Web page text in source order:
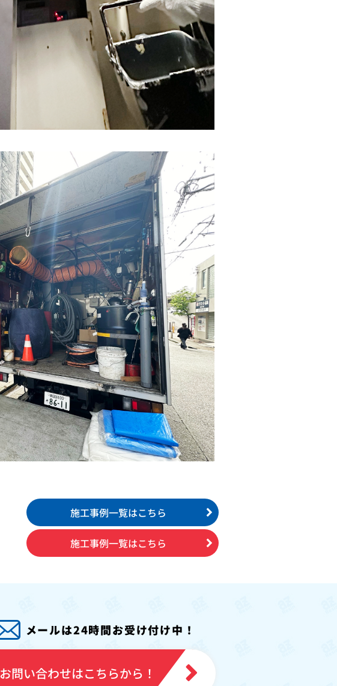
施工事例一覧はこちら
施工事例一覧はこちら
メールは24時間お受け付け中！
お問い合わせはこちらから！